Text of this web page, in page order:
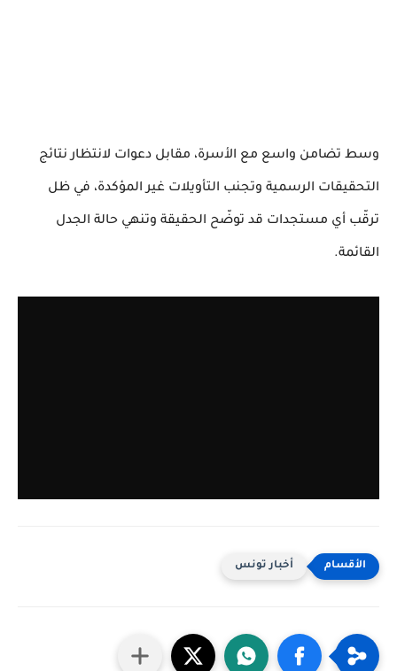
وسط تضامن واسع مع الأسرة، مقابل دعوات لانتظار نتائج
التحقيقات الرسمية وتجنب التأويلات غير المؤكدة، في ظل
ترقّب أي مستجدات قد توضّح الحقيقة وتنهي حالة الجدل
القائمة.
أخبار تونس